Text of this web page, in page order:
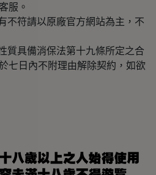
服。
不符請以原廠官方網站為主，不
質具備消保法第十九條所定之合
七日內不附理由解除契約，如欲